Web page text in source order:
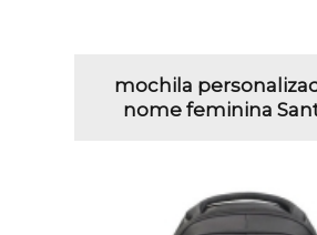
mochila
nome feminina